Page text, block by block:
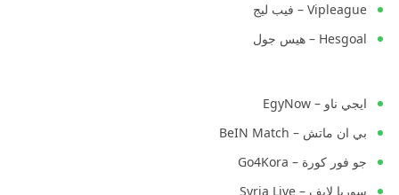
Vipleague – فيب ليج
Hesgoal – هيس جول
ايجي ناو – EgyNow
بي ان ماتش – BeIN Match
جو فور كورة – Go4Kora
سوريا لايف – Syria Live